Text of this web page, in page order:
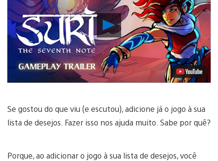
Reproduzir
Vídeo
Se gostou do que viu (e escutou), adicione já o jogo à sua
lista de desejos. Fazer isso nos ajuda muito. Sabe por quê?
Porque, ao adicionar o jogo à sua lista de desejos, você